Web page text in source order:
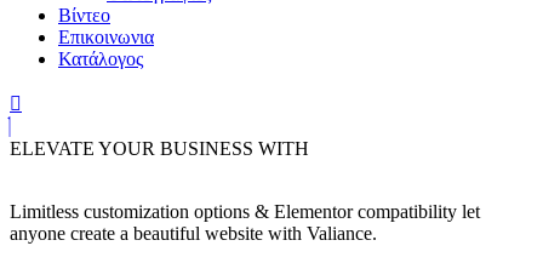
Βίντεο
Επικοινωνια
Κατάλογος
ELEVATE YOUR BUSINESS WITH
Limitless customization options & Elementor compatibility let
anyone create a beautiful website with Valiance.